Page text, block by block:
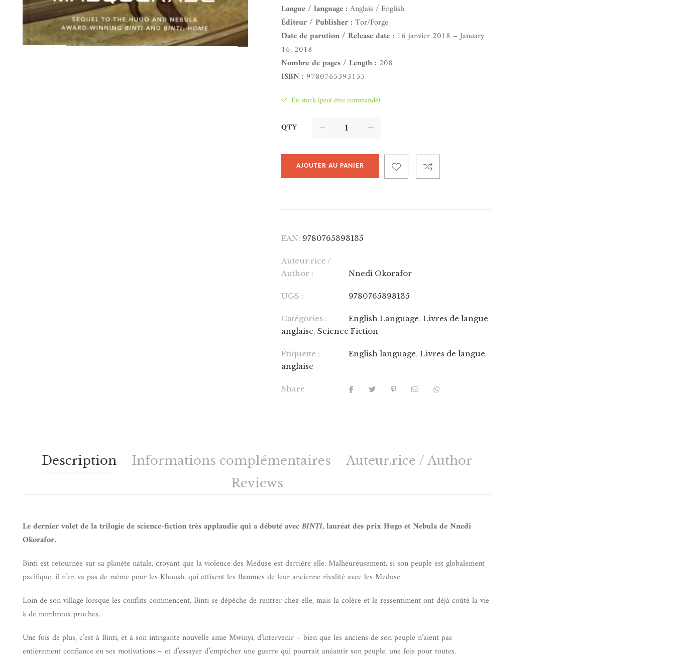
Langue / language :Anglais / English
Éditeur / Publisher :Tor/Forge
Date de parution / Release date : 16 janvier 2018 – January
16, 2018
Nombre de pages / Length : 208
ISBN : 9780765393135
En stock (peut être commandé)
QTY
AJOUTER AU PANIER
EAN: 9780765393135
Auteur.rice /
Author :
Nnedi Okorafor
UGS : 9780765393135
Catégories : English Language,Livres de langue
anglaise,Science Fiction
Étiquette : English language,Livres de langue
anglaise
Share
Description Informations complémentaires
Auteur.rice / Author
Reviews
Le dernier volet de la trilogie de science-fiction très applaudie qui a débuté avecBINTI, lauréat des prix Hugo et Nebula de Nnedi
Okorafor.
Binti est retournée sur sa planète natale, croyant que la violence des Meduse est derrière elle. Malheureusement, si son peuple est globalement
pacifique, il n’en va pas de même pour les Khoush, qui attisent les flammes de leur ancienne rivalité avec les Meduse.
Loin de son village lorsque les conflits commencent, Binti se dépêche de rentrer chez elle, mais la colère et le ressentiment ont déjà coûté la vie
à de nombreux proches.
Une fois de plus, c’est à Binti, et à son intrigante nouvelle amie Mwinyi, d’intervenir – bien que les anciens de son peuple n’aient pas
entièrement confiance en ses motivations – et d’essayer d’empêcher une guerre qui pourrait anéantir son peuple, une fois pour toutes.